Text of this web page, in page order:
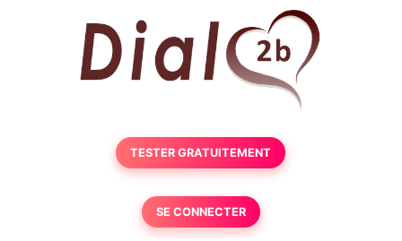
TESTER GRATUITEMENT
SE CONNECTER